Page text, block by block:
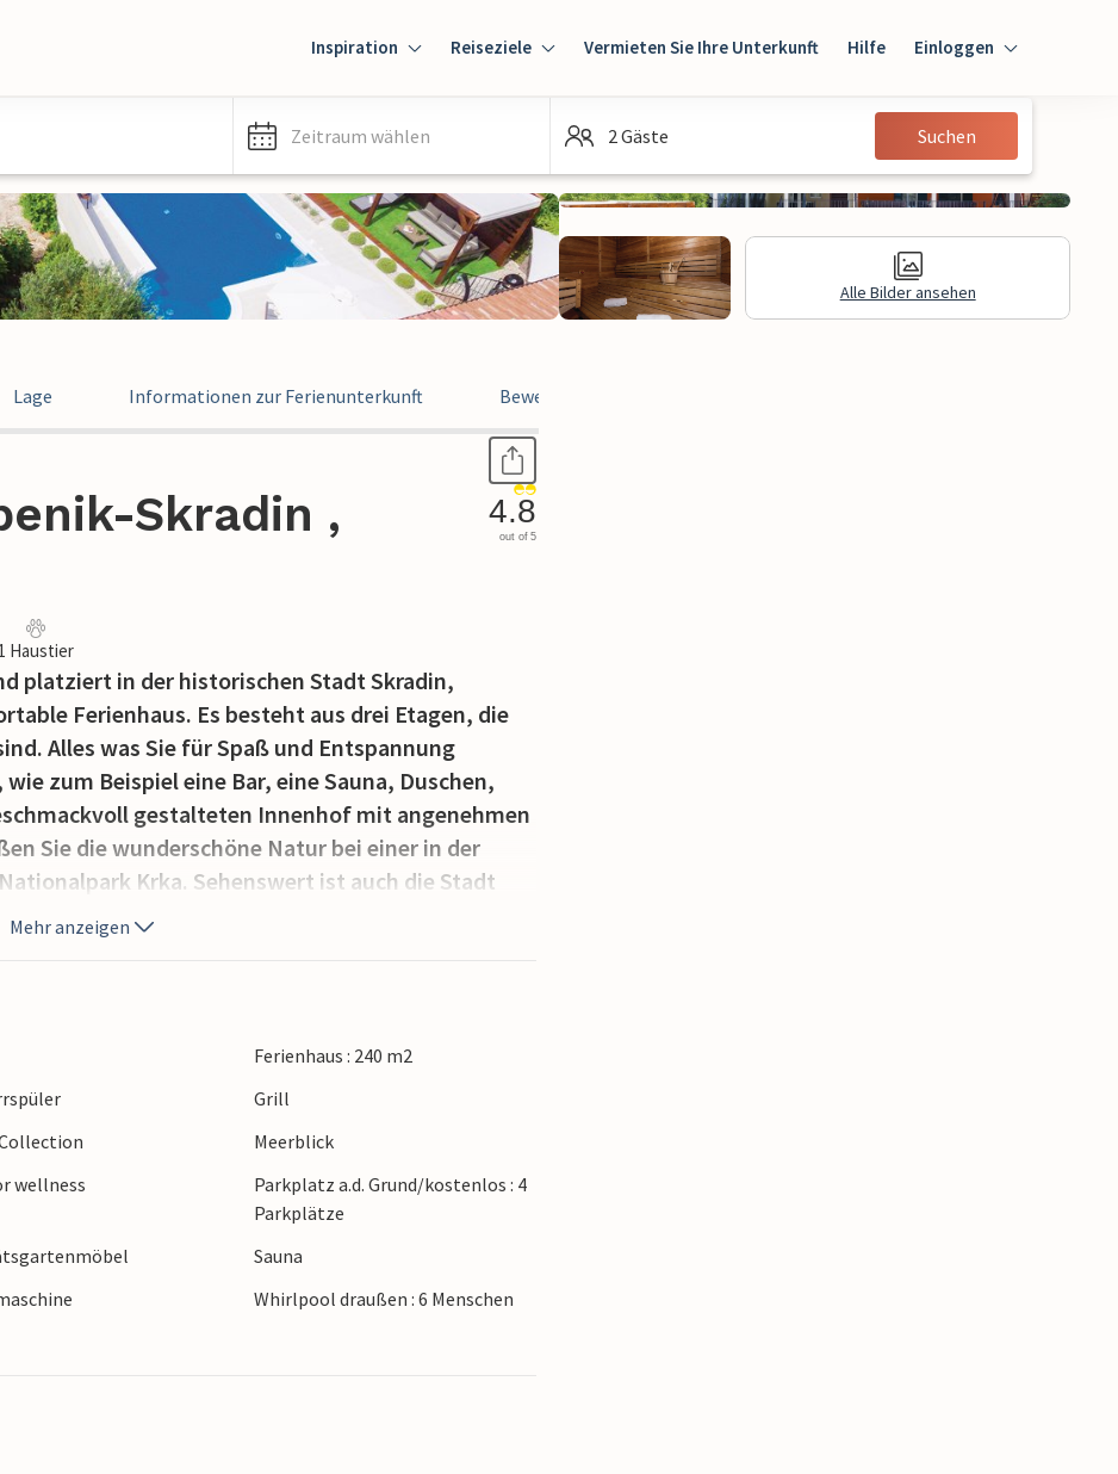
Inspiration Reiseziele Vermieten Sie Ihre Unterkunft Hilfe Einloggen
Einloggen
Gast
Zeitraum wählen 2 Gäste Suchen
Alle Bilder ansehen
Lage Informationen zur Ferienunterkunft Bewertungen
Skradin ,
4.8
out of 5
1 Haustier
platziert in der historischen Stadt Skradin,
Ferienhaus. Es besteht aus drei Etagen, die
Alles was Sie für Spaß und Entspannung
zum Beispiel eine Bar, eine Sauna, Duschen,
gestalteten Innenhof mit angenehmen
Sie die wunderschöne Natur bei einer in der
Krka. Sehenswert ist auch die Stadt
sportlichen Angeboten und einer
Mehr anzeigen
Ferienhaus : 240 m2
Grill
Meerblick
wellness
Parkplatz a.d. Grund/kostenlos : 4
Parkplätze
Sauna
Whirlpool draußen : 6 Menschen